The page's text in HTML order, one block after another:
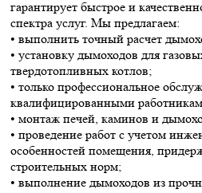
гарантирует быстрое и
спектра услуг. Мы предлагаем:
• выполнить точный расчет
• установку дымоходов для
твердотопливных котлов;
• только профессиональное
квалифицированными
• монтаж печей, каминов и
• проведение работ с учетом
особенностей помещения,
строительных норм;
• выполнение дымоходов из